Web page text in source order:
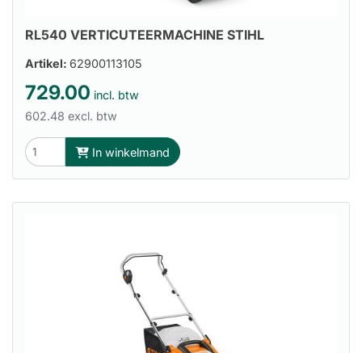
RL540 VERTICUTEERMACHINE STIHL
Artikel: 62900113105
729.00 incl. btw
602.48 excl. btw
In winkelmand